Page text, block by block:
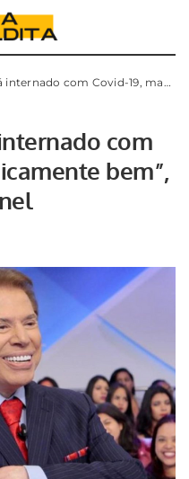
19, mas “clinicamente bem”, diz Patricia Abravanel
com
bem”,